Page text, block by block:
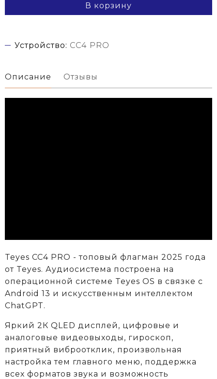
В корзину
Устройство: CC4 PRO
Описание Отзывы
Teyes CC4 PRO - топовый флагман 2025 года
от Teyes. Аудиосистема построена на
операционной системе Teyes OS в связке с
Android 13 и искусственным интеллектом
ChatGPT.
Яркий 2К QLED дисплей, цифровые и
аналоговые видеовыходы, гироскоп,
приятный виброотклик, произвольная
настройка тем главного меню, поддержка
всех форматов звука и возможность